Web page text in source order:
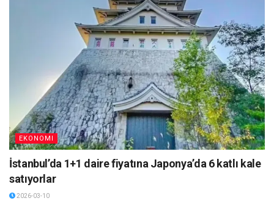
EKONOMI
İstanbul’da 1+1 daire fiyatına Japonya’da 6 katlı kale
satıyorlar
2026-03-10